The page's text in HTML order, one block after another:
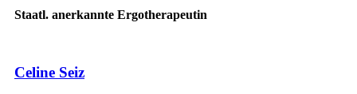
Staatl. anerkannte Ergotherapeutin
Celine Seiz